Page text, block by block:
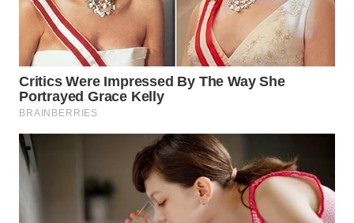
WN
PRIANGAN
WN
WN